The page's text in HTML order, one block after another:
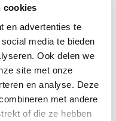
cookies
en advertenties te
media te bieden
Ook delen we
site met onze
en analyse. Deze
met andere
of die ze hebben
Hotels starten
landelijke uitrol
VOLT en...